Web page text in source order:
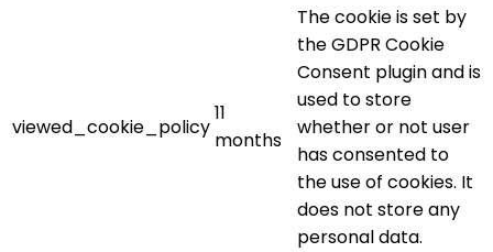
viewed_cookie_policy
11
months
The cookie is set by
the GDPR Cookie
Consent plugin and is
used to store
whether or not user
has consented to
the use of cookies. It
does not store any
personal data.